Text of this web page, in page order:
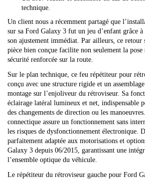
technique.
Un client nous a récemment partagé que
sur sa Ford Galaxy 3 fut un jeu d’enfant grâce
son ajustement immédiat. Par ailleurs, ce retour
pièce bien conçue facilite non seulement la
sécurité renforcée sur la route.
Sur le plan technique, ce feu répétiteur pour
conçu avec une structure rigide et un
montage sur l’enjoliveur du rétroviseur. Sa
éclairage latéral lumineux et net, indispensable
des changements de direction ou les
connectique assure un fonctionnement sans
les risques de dysfonctionnement électronique.
parfaitement adaptée aux motorisations et
Galaxy 3 depuis 06/2015, garantissant une
l’ensemble optique du véhicule.
Le répétiteur du rétroviseur gauche pour Ford